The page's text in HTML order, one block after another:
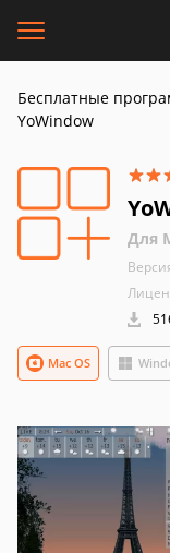
Бесплатные
YoWindow
Для
Mac OS